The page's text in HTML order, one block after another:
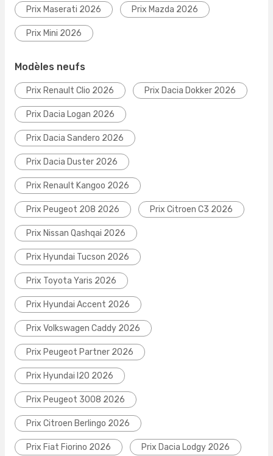
Prix Maserati 2026 Prix Mazda 2026
Prix Mini 2026
Modèles neufs
Prix Renault Clio 2026 Prix Dacia Dokker 2026
Prix Dacia Logan 2026
Prix Dacia Sandero 2026
Prix Dacia Duster 2026
Prix Renault Kangoo 2026
Prix Peugeot 208 2026 Prix Citroen C3 2026
Prix Nissan Qashqai 2026
Prix Hyundai Tucson 2026
Prix Toyota Yaris 2026
Prix Hyundai Accent 2026
Prix Volkswagen Caddy 2026
Prix Peugeot Partner 2026
Prix Hyundai I20 2026
Prix Peugeot 3008 2026
Prix Citroen Berlingo 2026
Prix Fiat Fiorino 2026 Prix Dacia Lodgy 2026